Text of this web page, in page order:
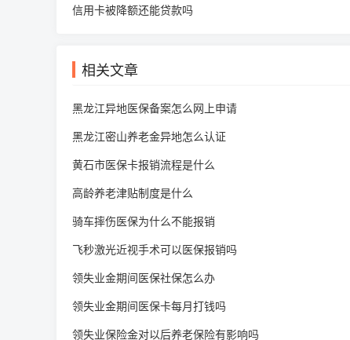
信用卡被降额还能贷款吗
相关文章
黑龙江异地医保备案怎么网上申请
黑龙江密山养老金异地怎么认证
黄石市医保卡报销流程是什么
高龄养老津贴制度是什么
骑车摔伤医保为什么不能报销
飞秒激光近视手术可以医保报销吗
领失业金期间医保社保怎么办
领失业金期间医保卡每月打钱吗
领失业保险金对以后养老保险有影响吗